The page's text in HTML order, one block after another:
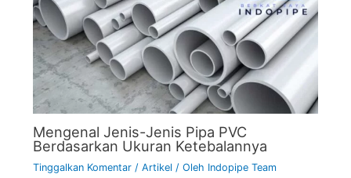
Mengenal Jenis-Jenis Pipa PVC
Berdasarkan Ukuran Ketebalannya
Tinggalkan Komentar / Artikel / Oleh Indopipe Team